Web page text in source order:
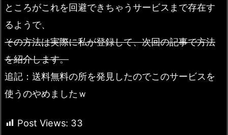
ところがこれを回避できちゃうサービスまで存在す
るようで、
その方法は実際に私が登録して、次回の記事で方法
を紹介します。
追記：送料無料の所を発見したのでこのサービスを
使うのやめましたｗ
Post Views: 33